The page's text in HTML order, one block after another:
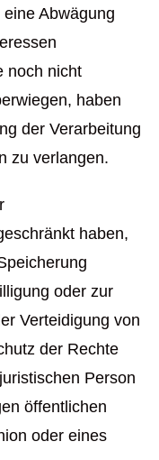
Abwägung
noch nicht
haben
der Verarbeitung
zu verlangen.
haben,
oder zur
Verteidigung von
der Rechte
Person
öffentlichen
oder eines